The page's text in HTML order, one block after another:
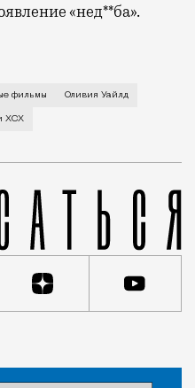
«нед**ба».
нового фильма Грегг
фильмы Оливия Уайлд
XCX